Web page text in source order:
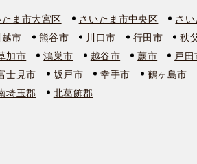
ま市大宮区 さいたま市中央区 さ
越市 熊谷市 川口市 行田市 秩
加市 鴻巣市 越谷市 蕨市 戸田
士見市 坂戸市 幸手市 鶴ヶ島市
埼玉郡 北葛飾郡